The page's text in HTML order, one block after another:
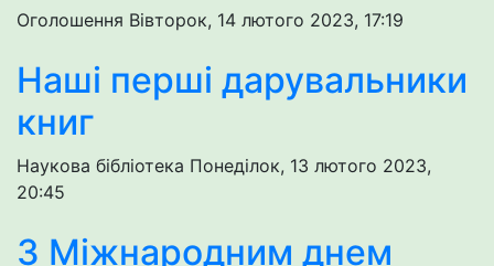
Оголошення Вівторок, 14 лютого 2023, 17:19
Наші перші дарувальники
книг
Наукова бібліотека Понеділок, 13 лютого 2023,
20:45
З Міжнародним днем